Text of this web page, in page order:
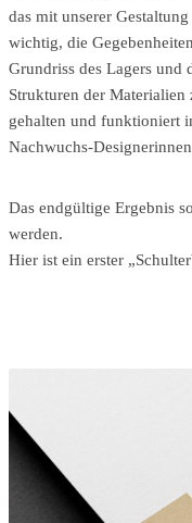
das mit unserer
wichtig, die
Grundriss des Lagers und
Strukturen der
gehalten und funktioniert
Nachwuchs-
Das endgültige Ergebnis
werden.
Hier ist ein erster